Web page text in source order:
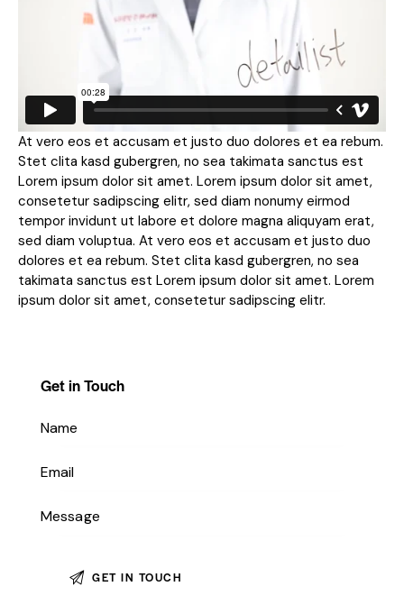
At vero eos et accusam et justo duo dolores et ea rebum.
Stet clita kasd gubergren, no sea takimata sanctus est
Lorem ipsum dolor sit amet. Lorem ipsum dolor sit amet,
consetetur sadipscing elitr, sed diam nonumy eirmod
tempor invidunt ut labore et dolore magna aliquyam erat,
sed diam voluptua. At vero eos et accusam et justo duo
dolores et ea rebum. Stet clita kasd gubergren, no sea
takimata sanctus est Lorem ipsum dolor sit amet. Lorem
ipsum dolor sit amet, consetetur sadipscing elitr.
Get in Touch